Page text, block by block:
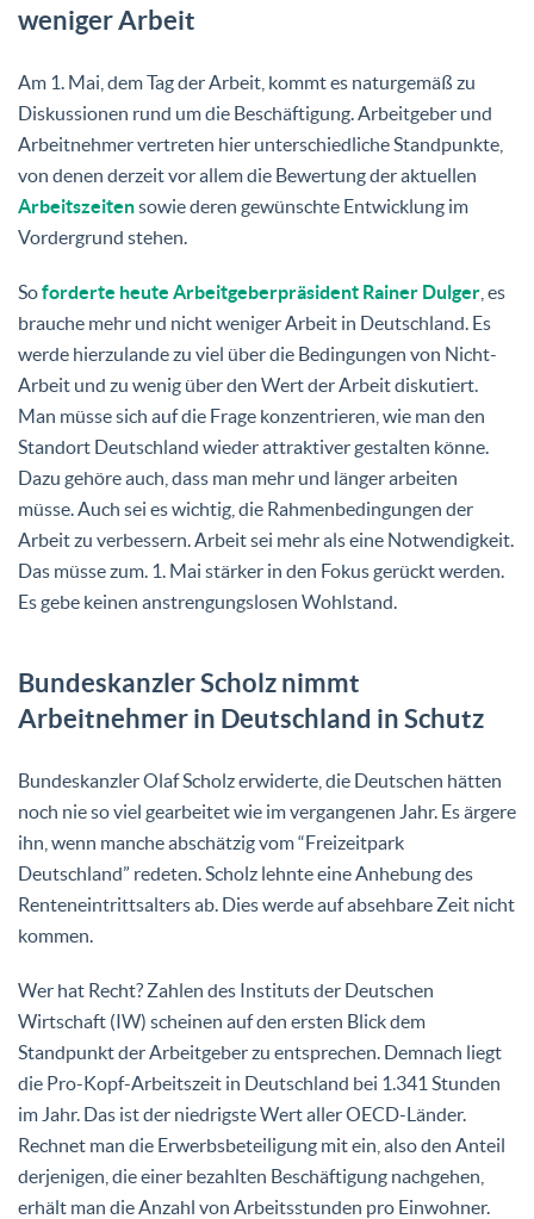
weniger Arbeit
Am 1. Mai, dem Tag der Arbeit, kommt es naturgemäß zu
Diskussionen rund um die Beschäftigung. Arbeitgeber und
Arbeitnehmer vertreten hier unterschiedliche Standpunkte,
von denen derzeit vor allem die Bewertung der aktuellen
Arbeitszeitensowie deren gewünschte Entwicklung im
Vordergrund stehen.
Soforderte heute Arbeitgeberpräsident Rainer Dulger , es
brauche mehr und nicht weniger Arbeit in Deutschland. Es
werde hierzulande zu viel über die Bedingungen von Nicht-
Arbeit und zu wenig über den Wert der Arbeit diskutiert.
Man müsse sich auf die Frage konzentrieren, wie man den
Standort Deutschland wieder attraktiver gestalten könne.
Dazu gehöre auch, dass man mehr und länger arbeiten
müsse. Auch sei es wichtig, die Rahmenbedingungen der
Arbeit zu verbessern. Arbeit sei mehr als eine Notwendigkeit.
Das müsse zum. 1. Mai stärker in den Fokus gerückt werden.
Es gebe keinen anstrengungslosen Wohlstand.
Bundeskanzler Scholz nimmt
Arbeitnehmer in Deutschland in Schutz
Bundeskanzler Olaf Scholz erwiderte, die Deutschen hätten
noch nie so viel gearbeitet wie im vergangenen Jahr. Es ärgere
ihn, wenn manche abschätzig vom “Freizeitpark
Deutschland” redeten. Scholz lehnte eine Anhebung des
Renteneintrittsalters ab. Dies werde auf absehbare Zeit nicht
kommen.
Wer hat Recht? Zahlen des Instituts der Deutschen
Wirtschaft (IW) scheinen auf den ersten Blick dem
Standpunkt der Arbeitgeber zu entsprechen. Demnach liegt
die Pro-Kopf-Arbeitszeit in Deutschland bei 1.341 Stunden
im Jahr. Das ist der niedrigste Wert aller OECD-Länder.
Rechnet man die Erwerbsbeteiligung mit ein, also den Anteil
derjenigen, die einer bezahlten Beschäftigung nachgehen,
erhält man die Anzahl von Arbeitsstunden pro Einwohner.